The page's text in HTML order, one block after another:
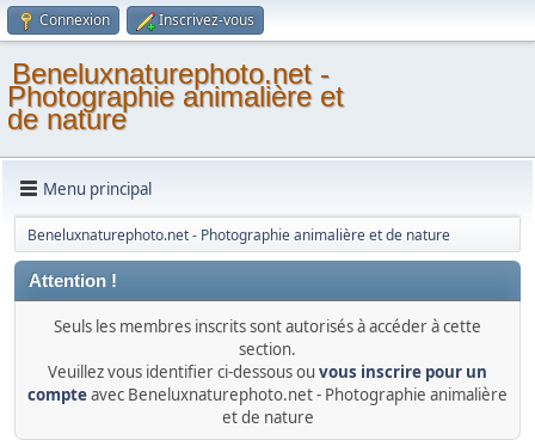
Connexion Inscrivez-vous
Beneluxnaturephoto.net -
Photographie animalière et
de nature
Menu principal
Beneluxnaturephoto.net - Photographie animalière et de nature
Attention !
Seuls les membres inscrits sont autorisés à accéder à cette
section.
Veuillez vous identifier ci-dessous ou vous inscrire pour un
compteavec Beneluxnaturephoto.net - Photographie animalière
et de nature